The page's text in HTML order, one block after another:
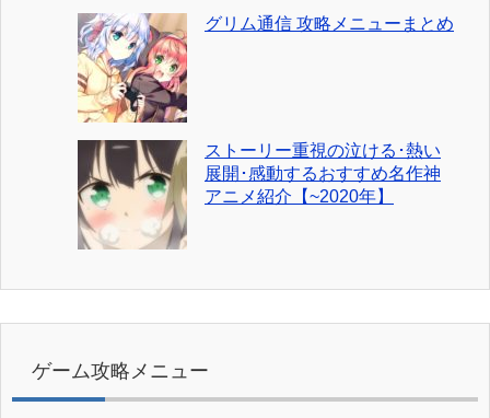
グリム通信 攻略メニューまとめ
ストーリー重視の泣ける･熱い
展開･感動するおすすめ名作神
アニメ紹介【~2020年】
ゲーム攻略メニュー